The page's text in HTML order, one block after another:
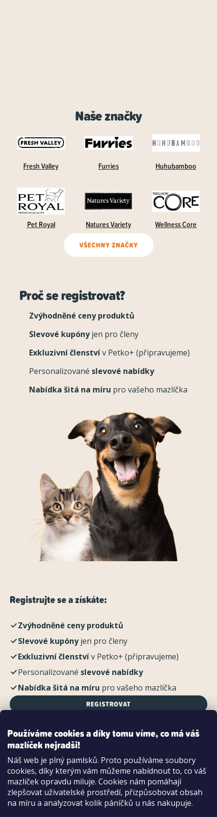
Používáme cookies a díky tomu víme, co má váš
mazlíček nejradši!
Náš web je plný pamlsků. Proto používáme soubory
cookies, díky kterým vám můžeme nabídnout to, co váš
mazlíček opravdu miluje. Cookies nám pomáhají
zlepšovat uživatelské prostředí, přizpůsobovat obsah
na míru a analyzovat kolik páníčků u nás nakupuje.
Naše značky
Fresh Valley Furries Huhubamboo
Pet Royal Natures Variety Wellness Core
VŠECHNY ZNAČKY
Proč se registrovat?
Zvýhodněné ceny produktů
Slevové kupónyjen pro členy
Exkluzivní členstvív Petko+ (připravujeme)
Personalizované slevové nabídky
Nabídka šitá na míru pro vašeho mazlíčka
Registrujte se a získáte:
Zvýhodněné ceny produktů
Slevové kupónyjen pro členy
Exkluzivní členstvív Petko+ (připravujeme)
Personalizované slevové nabídky
Nabídka šitá na míru pro vašeho mazlíčka
REGISTROVAT
Možnosti platby:
Dobírkou
Hotově i kartou na pobočce